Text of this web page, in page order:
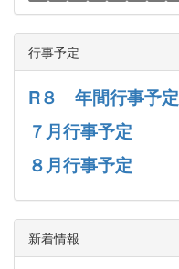
行事予定
R８ 年間行事予定
７月行事予定
８月行事予定
新着情報